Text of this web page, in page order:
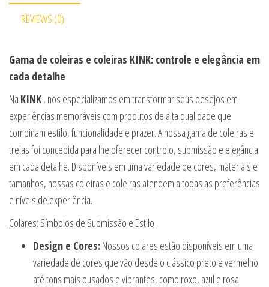
REVIEWS (0)
Gama de coleiras e coleiras KINK: controle e elegância em
cada detalhe
Na KINK, nos especializamos em transformar seus desejos em
experiências memoráveis com produtos de alta qualidade que
combinam estilo, funcionalidade e prazer. A nossa gama de coleiras e
trelas foi concebida para lhe oferecer controlo, submissão e elegância
em cada detalhe. Disponíveis em uma variedade de cores, materiais e
tamanhos, nossas coleiras e coleiras atendem a todas as preferências
e níveis de experiência.
Colares: Símbolos de Submissão e Estilo
Design e Cores:Nossos colares estão disponíveis em uma
variedade de cores que vão desde o clássico preto e vermelho
até tons mais ousados e vibrantes, como roxo, azul e rosa.